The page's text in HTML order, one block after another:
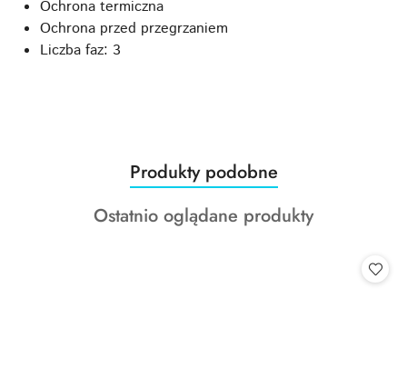
Ochrona termiczna
Ochrona przed przegrzaniem
Liczba faz: 3
Pomiń karuzelę produktów
Produkty
o
statusie:
Produkty podobne
Produkty
Ostatnio oglądane produkty